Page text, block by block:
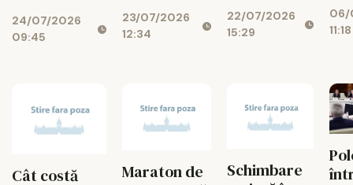
bine
24/07/2026
09:45
chimie
explodează
23/07/2026
12:34
UAIC
campusul în
colaborează
și creează
22/07/2026
15:29
06/
11:18
Cât costă
Maraton de
Schimbare